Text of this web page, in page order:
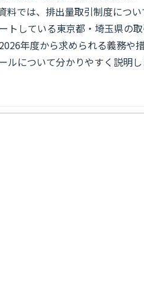
料では、排出量取引制度につい
トしている東京都・埼玉県の
年度から求められる義務や
ルについて分かりやすく説明し